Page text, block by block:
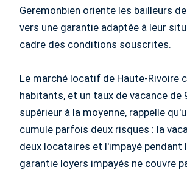
Geremonbien oriente les bailleurs
vers une garantie adaptée à leur
cadre des conditions souscrites.
Le marché locatif de Haute-Rivoire
habitants, et un taux de vacance de
supérieur à la moyenne, rappelle
cumule parfois deux risques : la
deux locataires et l'impayé pendant
garantie loyers impayés ne couvre